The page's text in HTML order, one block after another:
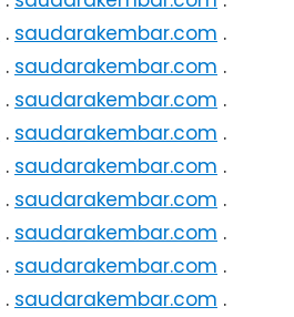
. saudarakembar.com .
. saudarakembar.com .
. saudarakembar.com .
. saudarakembar.com .
. saudarakembar.com .
. saudarakembar.com .
. saudarakembar.com .
. saudarakembar.com .
. saudarakembar.com .